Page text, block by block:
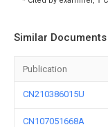
Similar Documents
Publication
CN210386015U
CN107051668A